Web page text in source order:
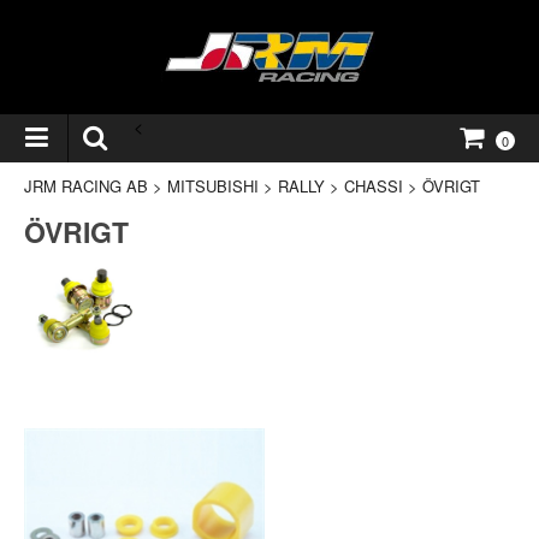
<
0
JRM RACING AB > MITSUBISHI > RALLY > CHASSI > ÖVRIGT
ÖVRIGT